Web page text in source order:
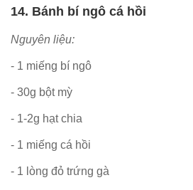
14. Bánh bí ngô cá hồi
Nguyên liệu:
- 1 miếng bí ngô
- 30g bột mỳ
- 1-2g hạt chia
- 1 miếng cá hồi
- 1 lòng đỏ trứng gà